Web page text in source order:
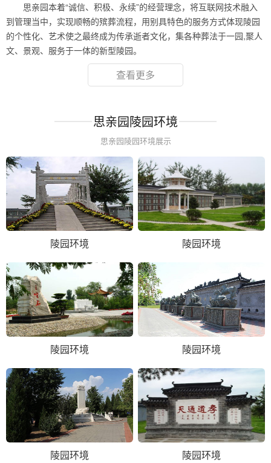
思亲园本着“诚信、积极、永续”的经营理念，将互联网技术融入
到管理当中，实现顺畅的殡葬流程，用别具特色的服务方式体现陵园
的个性化、艺术使之最终成为传承逝者文化，集各种葬法于一园,聚人
文、景观、服务于一体的新型陵园。
查看更多
思亲园陵园环境
思亲园陵园环境展示
陵园环境 陵园环境
陵园环境 陵园环境
陵园环境 陵园环境